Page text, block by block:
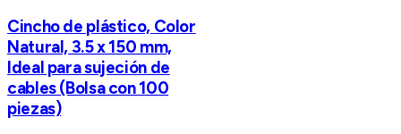
Cincho de plástico, Color
Natural, 3.5 x 150 mm,
Ideal para sujeción de
cables (Bolsa con 100
piezas)